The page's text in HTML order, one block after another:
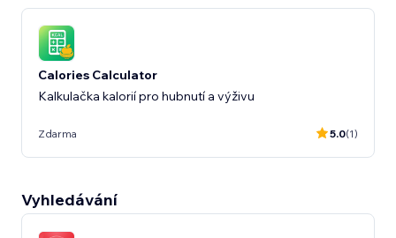
Calories Calculator
Kalkulačka kalorií pro hubnutí a výživu
Zdarma 5.0(1)
Vyhledávání